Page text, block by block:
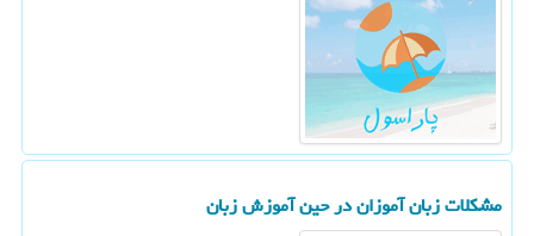
مشكلات زبان آموزان در حین آموزش زبان